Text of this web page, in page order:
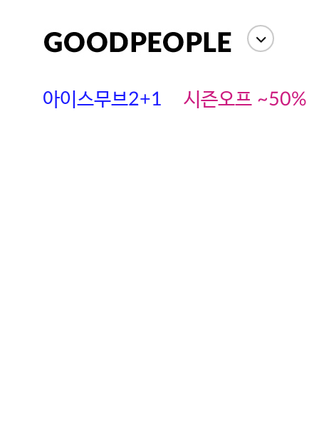
아이스무브2+1 시즌오프 ~50%